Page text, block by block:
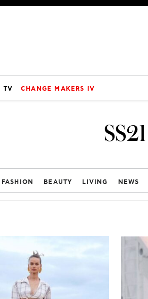
TV CHANGE MAKERS IV
SS21
FASHION BEAUTY LIVING NEWS